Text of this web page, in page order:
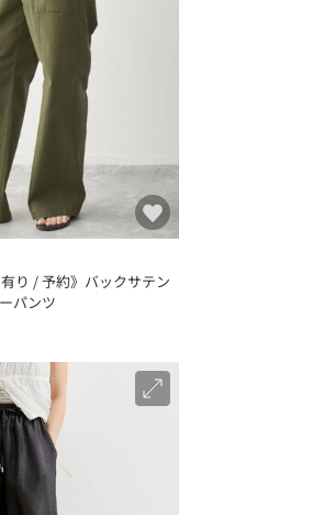
有り / 予約》バックサテン
パンツ